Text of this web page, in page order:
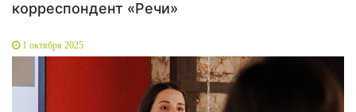
корреспондент «Речи»
1 октября 2025